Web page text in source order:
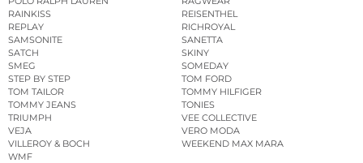
RAINKISS
REISENTHEL
REPLAY
RICHROYAL
SAMSONITE
SANETTA
SATCH
SKINY
SMEG
SOMEDAY
STEP BY STEP
TOM FORD
TOM TAILOR
TOMMY HILFIGER
TOMMY JEANS
TONIES
TRIUMPH
VEE COLLECTIVE
VEJA
VERO MODA
VILLEROY & BOCH
WEEKEND MAX MARA
WMF